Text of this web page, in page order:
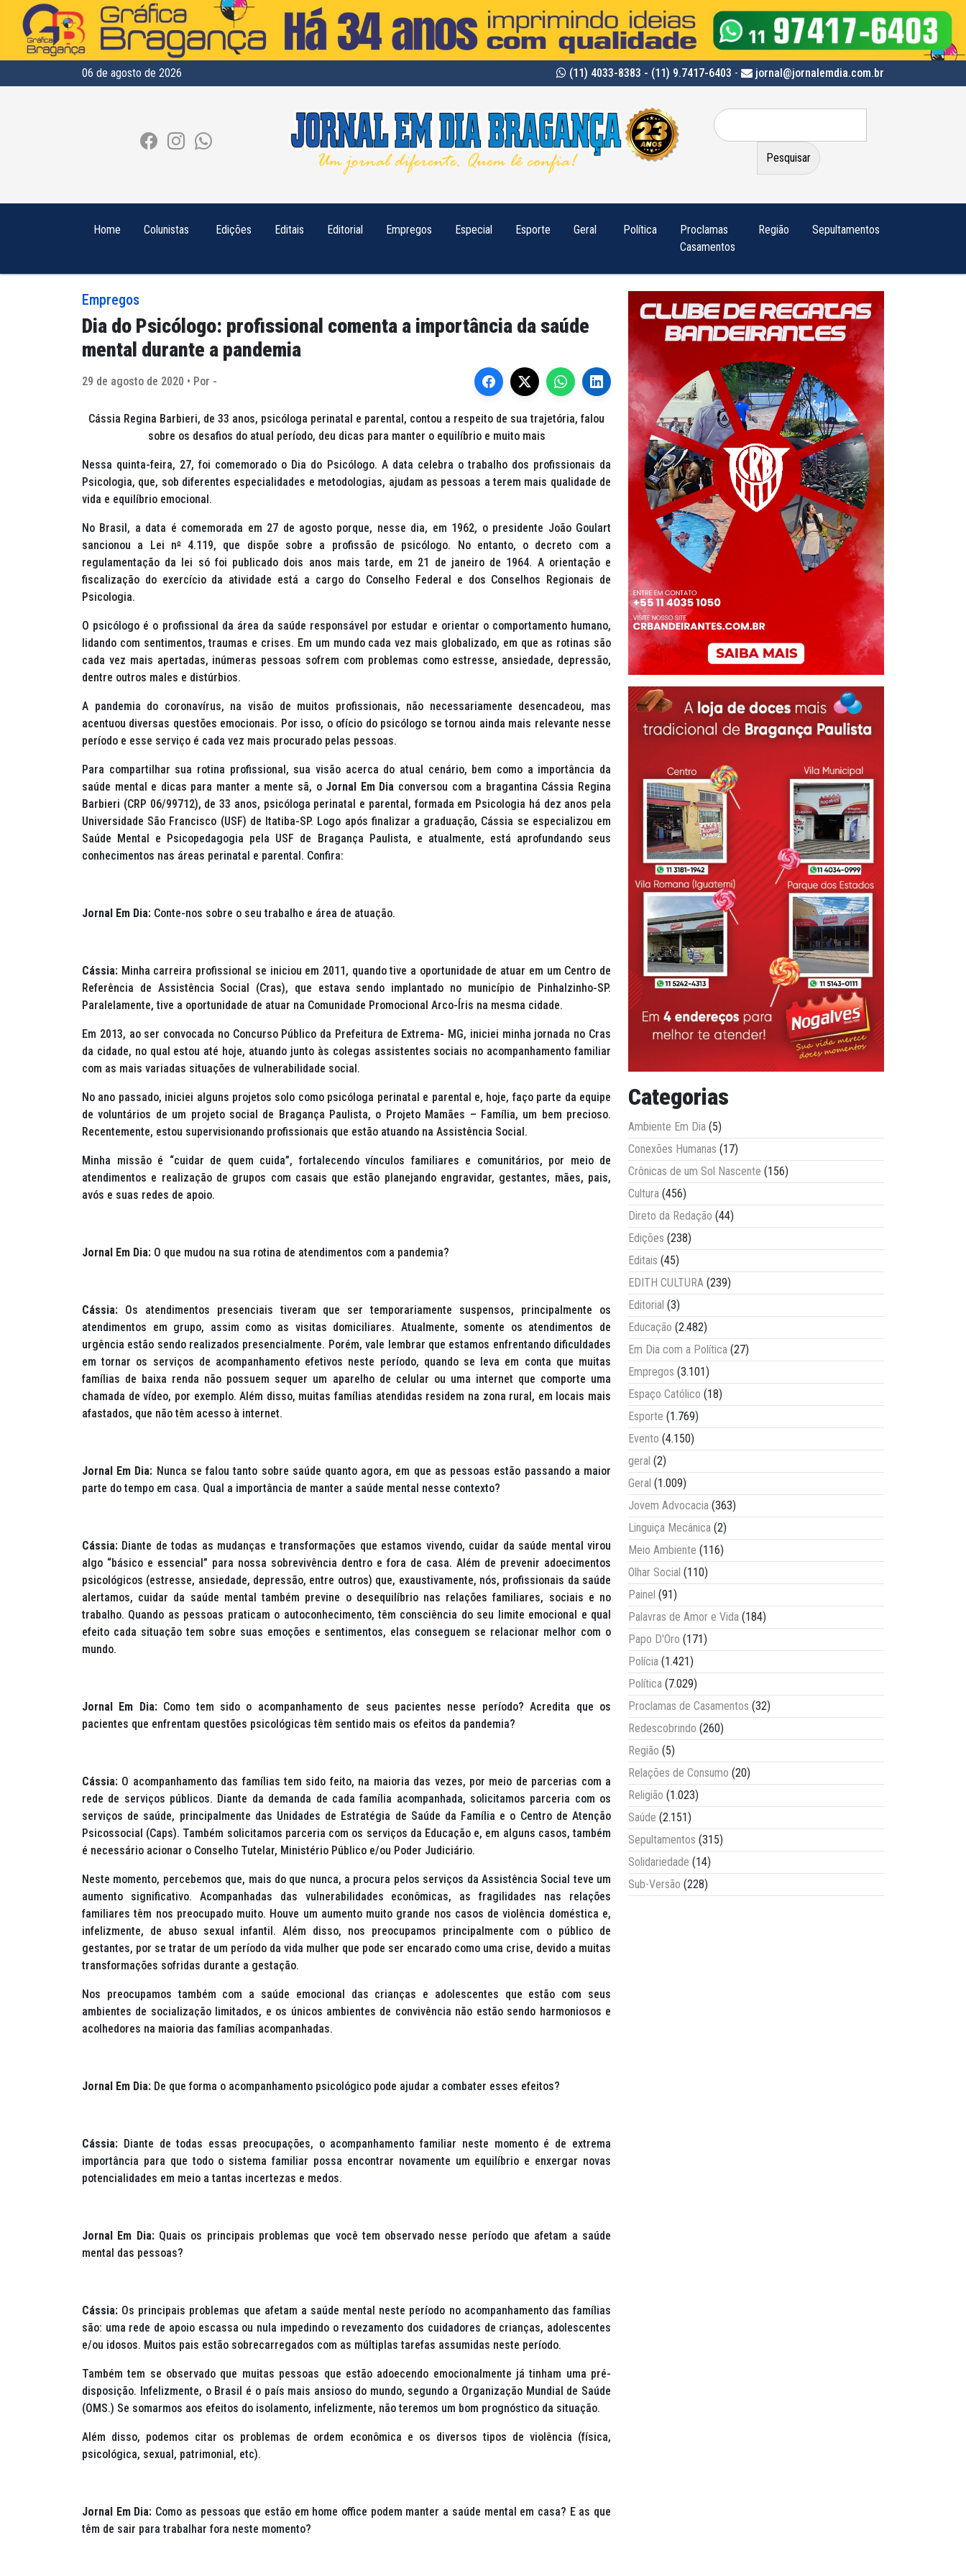
06 de agosto de 2026 (11) 4033-8383 - (11) 9.7417-6403 - jornal@jornalemdia.com.br
Pesquisar
por:
Home Colunistas Edições Editais Editorial Empregos Especial Esporte Geral Política
Proclamas
Casamentos
Região Sepultamentos
Empregos
Dia do Psicólogo: profissional comenta a importância da saúde
mental durante a pandemia
29 de agosto de 2020 • Por -
Cássia Regina Barbieri, de 33 anos, psicóloga perinatal e parental, contou a respeito de sua trajetória, falou
sobre os desafios do atual período, deu dicas para manter o equilíbrio e muito mais
Nessa quinta-feira, 27, foi comemorado o Dia do Psicólogo. A data celebra o trabalho dos profissionais da
Psicologia, que, sob diferentes especialidades e metodologias, ajudam as pessoas a terem mais qualidade de
vida e equilíbrio emocional.
No Brasil, a data é comemorada em 27 de agosto porque, nesse dia, em 1962, o presidente João Goulart
sancionou a Lei nº4.119, que dispõe sobre a profissão de psicólogo. No entanto, o decreto com a
regulamentação da lei só foi publicado dois anos mais tarde, em 21 de janeiro de 1964. A orientação e
fiscalização do exercício da atividade está a cargo do Conselho Federal e dos Conselhos Regionais de
Psicologia.
O psicólogo é o profissional da área da saúde responsável por estudar e orientar o comportamento humano,
lidando com sentimentos, traumas e crises. Em um mundo cada vez mais globalizado, em que as rotinas são
cada vez mais apertadas, inúmeras pessoas sofrem com problemas como estresse, ansiedade, depressão,
dentre outros males e distúrbios.
A pandemia do coronavírus, na visão de muitos profissionais, não necessariamente desencadeou, mas
acentuou diversas questões emocionais. Por isso, o ofício do psicólogo se tornou ainda mais relevante nesse
período e esse serviço é cada vez mais procurado pelas pessoas.
Para compartilhar sua rotina profissional, sua visão acerca do atual cenário, bem como a importância da
saúde mental e dicas para manter a mente sã, o Jornal Em Dia conversou com a bragantina Cássia Regina
Barbieri (CRP 06/99712), de 33 anos, psicóloga perinatal e parental, formada em Psicologia há dez anos pela
Universidade São Francisco (USF) de Itatiba-SP. Logo após finalizar a graduação, Cássia se especializou em
Saúde Mental e Psicopedagogia pela USF de Bragança Paulista, e atualmente, está aprofundando seus
conhecimentos nas áreas perinatal e parental. Confira:
Jornal Em Dia: Conte-nos sobre o seu trabalho e área de atuação.
Cássia: Minha carreira profissional se iniciou em 2011, quando tive a oportunidade de atuar em um Centro de
Referência de Assistência Social (Cras), que estava sendo implantado no município de Pinhalzinho-SP.
Paralelamente, tive a oportunidade de atuar na Comunidade Promocional Arco-Íris na mesma cidade.
Em 2013, ao ser convocada no Concurso Público da Prefeitura de Extrema- MG, iniciei minha jornada no Cras
da cidade, no qual estou até hoje, atuando junto às colegas assistentes sociais no acompanhamento familiar
com as mais variadas situações de vulnerabilidade social.
No ano passado, iniciei alguns projetos solo como psicóloga perinatal e parental e, hoje, faço parte da equipe
de voluntários de um projeto social de Bragança Paulista, o Projeto Mamães – Família, um bem precioso.
Recentemente, estou supervisionando profissionais que estão atuando na Assistência Social.
Minha missão é “cuidar de quem cuida”, fortalecendo vínculos familiares e comunitários, por meio de
atendimentos e realização de grupos com casais que estão planejando engravidar, gestantes, mães, pais,
avós e suas redes de apoio.
Jornal Em Dia: O que mudou na sua rotina de atendimentos com a pandemia?
Cássia: Os atendimentos presenciais tiveram que ser temporariamente suspensos, principalmente os
atendimentos em grupo, assim como as visitas domiciliares. Atualmente, somente os atendimentos de
urgência estão sendo realizados presencialmente. Porém, vale lembrar que estamos enfrentando dificuldades
em tornar os serviços de acompanhamento efetivos neste período, quando se leva em conta que muitas
famílias de baixa renda não possuem sequer um aparelho de celular ou uma internet que comporte uma
chamada de vídeo, por exemplo. Além disso, muitas famílias atendidas residem na zona rural, em locais mais
afastados, que não têm acesso à internet.
Jornal Em Dia: Nunca se falou tanto sobre saúde quanto agora, em que as pessoas estão passando a maior
parte do tempo em casa. Qual a importância de manter a saúde mental nesse contexto?
Cássia: Diante de todas as mudanças e transformações que estamos vivendo, cuidar da saúde mental virou
algo “básico e essencial” para nossa sobrevivência dentro e fora de casa. Além de prevenir adoecimentos
psicológicos (estresse, ansiedade, depressão, entre outros) que, exaustivamente, nós, profissionais da saúde
alertamos, cuidar da saúde mental também previne o desequilíbrio nas relações familiares, sociais e no
trabalho. Quando as pessoas praticam o autoconhecimento, têm consciência do seu limite emocional e qual
efeito cada situação tem sobre suas emoções e sentimentos, elas conseguem se relacionar melhor com o
mundo.
Jornal Em Dia:Como tem sido o acompanhamento de seus pacientes nesse período? Acredita que os
pacientes que enfrentam questões psicológicas têm sentido mais os efeitos da pandemia?
Cássia: O acompanhamento das famílias tem sido feito, na maioria das vezes, por meio de parcerias com a
rede de serviços públicos. Diante da demanda de cada família acompanhada, solicitamos parceria com os
serviços de saúde, principalmente das Unidades de Estratégia de Saúde da Família e o Centro de Atenção
Psicossocial (Caps). Também solicitamos parceria com os serviços da Educação e, em alguns casos, também
é necessário acionar o Conselho Tutelar, Ministério Público e/ou Poder Judiciário.
Neste momento, percebemos que, mais do que nunca, a procura pelos serviços da Assistência Social teve um
aumento significativo. Acompanhadas das vulnerabilidades econômicas, as fragilidades nas relações
familiares têm nos preocupado muito. Houve um aumento muito grande nos casos de violência doméstica e,
infelizmente, de abuso sexual infantil. Além disso, nos preocupamos principalmente com o público de
gestantes, por se tratar de um período da vida mulher que pode ser encarado como uma crise, devido a muitas
transformações sofridas durante a gestação.
Nos preocupamos também com a saúde emocional das crianças e adolescentes que estão com seus
ambientes de socialização limitados, e os únicos ambientes de convivência não estão sendo harmoniosos e
acolhedores na maioria das famílias acompanhadas.
Jornal Em Dia: De que forma o acompanhamento psicológico pode ajudar a combater esses efeitos?
Cássia: Diante de todas essas preocupações, o acompanhamento familiar neste momento é de extrema
importância para que todo o sistema familiar possa encontrar novamente um equilíbrio e enxergar novas
potencialidades em meio a tantas incertezas e medos.
Jornal Em Dia: Quais os principais problemas que você tem observado nesse período que afetam a saúde
mental das pessoas?
Cássia: Os principais problemas que afetam a saúde mental neste período no acompanhamento das famílias
são: uma rede de apoio escassa ou nula impedindo o revezamento dos cuidadores de crianças, adolescentes
e/ou idosos. Muitos pais estão sobrecarregados com as múltiplas tarefas assumidas neste período.
Também tem se observado que muitas pessoas que estão adoecendo emocionalmente já tinham uma pré-
disposição. Infelizmente, o Brasil é o país mais ansioso do mundo, segundo a Organização Mundial de Saúde
(OMS.) Se somarmos aos efeitos do isolamento, infelizmente, não teremos um bom prognóstico da situação.
Além disso, podemos citar os problemas de ordem econômica e os diversos tipos de violência (física,
psicológica, sexual, patrimonial, etc).
Jornal Em Dia: Como as pessoas que estão em home office podem manter a saúde mental em casa? E as que
têm de sair para trabalhar fora neste momento?
Categorias
Ambiente Em Dia (5)
Conexões Humanas (17)
Crônicas de um Sol Nascente (156)
Cultura (456)
Direto da Redação (44)
Edições (238)
Editais (45)
EDITH CULTURA (239)
Editorial (3)
Educação (2.482)
Em Dia com a Política (27)
Empregos (3.101)
Espaço Católico (18)
Esporte (1.769)
Evento (4.150)
geral (2)
Geral (1.009)
Jovem Advocacia (363)
Linguiça Mecânica (2)
Meio Ambiente (116)
Olhar Social (110)
Painel (91)
Palavras de Amor e Vida (184)
Papo D'Oro (171)
Polícia (1.421)
Política (7.029)
Proclamas de Casamentos (32)
Redescobrindo (260)
Região (5)
Relações de Consumo (20)
Religião (1.023)
Saúde (2.151)
Sepultamentos (315)
Solidariedade (14)
Sub-Versão (228)